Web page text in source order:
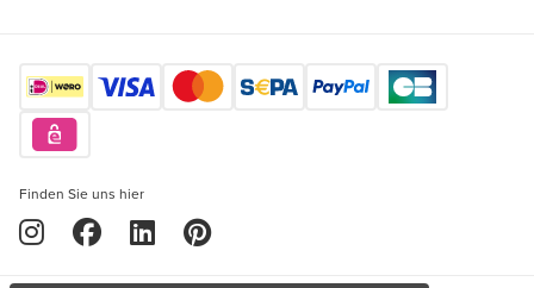
Finden Sie uns hier